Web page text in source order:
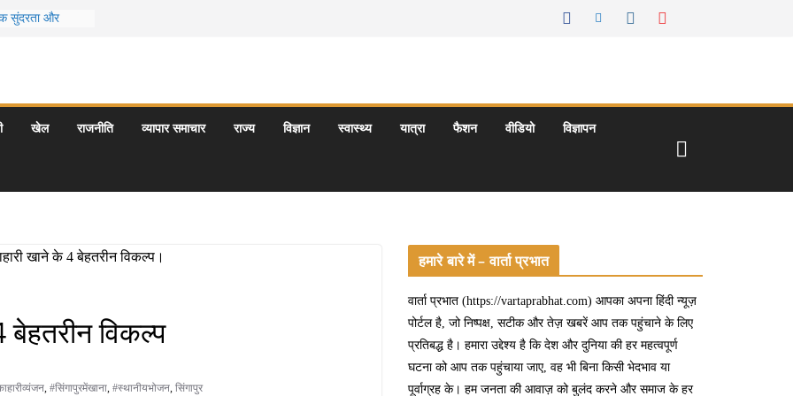
सुंदरता और
और इनके
खेल राजनीति व्यापार समाचार राज्य विज्ञान स्वास्थ्य यात्रा फैशन वीडियो विज्ञापन
बेहतरीन विकल्प
, #सिंगापुरमेंखाना, #स्थानीयभोजन, सिंगापुर
हमारे बारे में – वार्ता प्रभात
वार्ता प्रभात (https://vartaprabhat.com) आपका अपना हिंदी न्यूज़
पोर्टल है, जो निष्पक्ष, सटीक और तेज़ खबरें आप तक पहुंचाने के लिए
प्रतिबद्ध है। हमारा उद्देश्य है कि देश और दुनिया की हर महत्वपूर्ण
घटना को आप तक पहुंचाया जाए, वह भी बिना किसी भेदभाव या
पूर्वाग्रह के। हम जनता की आवाज़ को बुलंद करने और समाज के हर